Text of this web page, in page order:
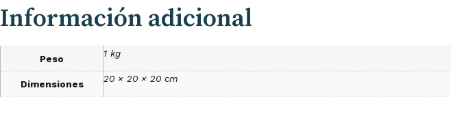
Información adicional
Peso 1 kg
Dimensiones 20 × 20 × 20 cm